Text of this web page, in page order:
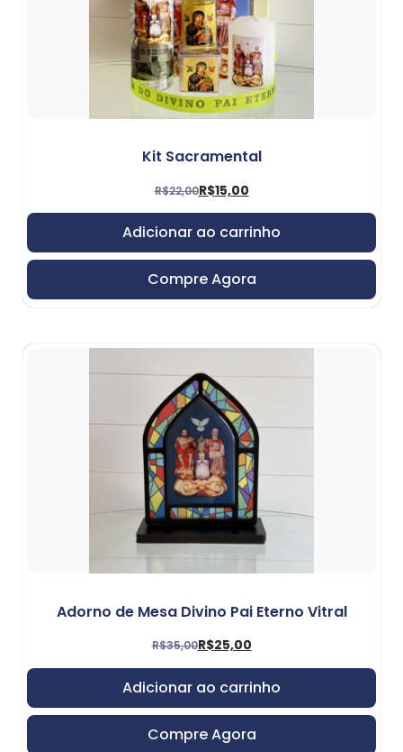
Kit Sacramental
R$22,00R$15,00
Adicionar ao carrinho
Compre Agora
Adorno de Mesa Divino Pai Eterno Vitral
R$35,00R$25,00
Adicionar ao carrinho
Compre Agora